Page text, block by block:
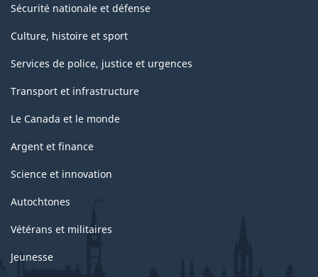
Sécurité nationale et défense
Culture, histoire et sport
Services de police, justice et urgences
Transport et infrastructure
Le Canada et le monde
Argent et finance
Science et innovation
Autochtones
Vétérans et militaires
Jeunesse